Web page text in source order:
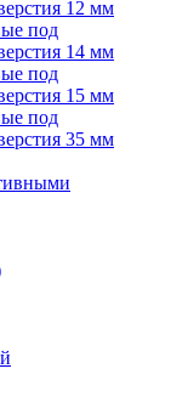
12 мм
под
14 мм
под
15 мм
под
35 мм